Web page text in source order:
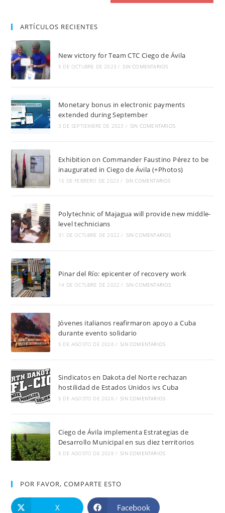
ARTÍCULOS RECIENTES
New victory for Team CTC Ciego de Ávila
5 DE OCTUBRE DE 2023 / SIN COMENTARIOS
Monetary bonus in electronic payments
extended during September
3 DE SEPTIEMBRE DE 2023 / SIN COMENTARIOS
Exhibition on Commander Faustino Pérez to be
inaugurated in Ciego de Ávila (+Photos)
15 DE FEBRERO DE 2023 / SIN COMENTARIOS
Polytechnic of Majagua will provide new middle-
level technicians
31 DE OCTUBRE DE 2022 / SIN COMENTARIOS
Pinar del Río: epicenter of recovery work
14 DE OCTUBRE DE 2022 / SIN COMENTARIOS
Jóvenes italianos reafirmaron apoyo a Cuba
durante evento solidario
5 DE AGOSTO DE 2026 / SIN COMENTARIOS
Sindicatos en Dakota del Norte rechazan
hostilidad de Estados Unidos ivs Cuba
5 DE AGOSTO DE 2026 / SIN COMENTARIOS
Ciego de Ávila implementa Estrategias de
Desarrollo Municipal en sus diez territorios
5 DE AGOSTO DE 2026 / SIN COMENTARIOS
POR FAVOR, COMPARTE ESTO
X Facebook